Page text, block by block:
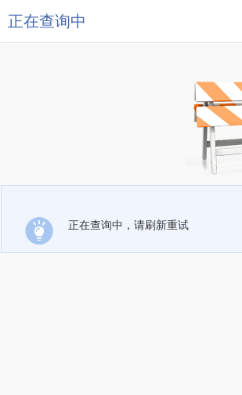
正在查询中
正在查询中，请刷新重试